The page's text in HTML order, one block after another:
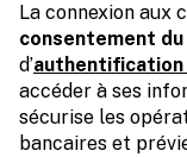
La connexion aux
consentement
d’
accéder à ses
sécurise les
bancaires et